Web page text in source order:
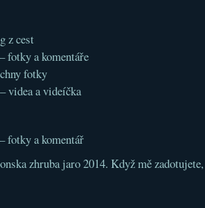
z cest
fotky a komentáře
fotky
videa a videíčka
fotky a komentář
zhruba jaro 2014. Když mě